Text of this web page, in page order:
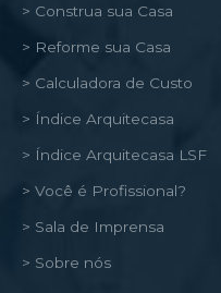
> Construa sua Casa
> Reforme sua Casa
> Calculadora de Custo
> Índice Arquitecasa
> Índice Arquitecasa LSF
> Você é Profissional?
> Sala de Imprensa
> Sobre nós